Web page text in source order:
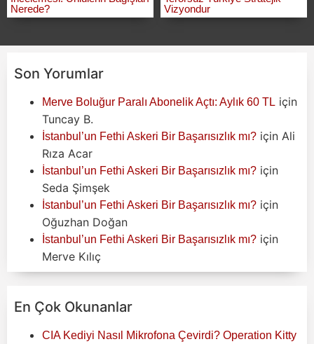
Nerede?
Vizyondur
Son Yorumlar
Merve Boluğur Paralı Abonelik Açtı: Aylık 60 TL için
Tuncay B.
İstanbul’un Fethi Askeri Bir Başarısızlık mı? için Ali
Rıza Acar
İstanbul’un Fethi Askeri Bir Başarısızlık mı? için
Seda Şimşek
İstanbul’un Fethi Askeri Bir Başarısızlık mı? için
Oğuzhan Doğan
İstanbul’un Fethi Askeri Bir Başarısızlık mı? için
Merve Kılıç
En Çok Okunanlar
CIA Kediyi Nasıl Mikrofona Çevirdi? Operation Kitty